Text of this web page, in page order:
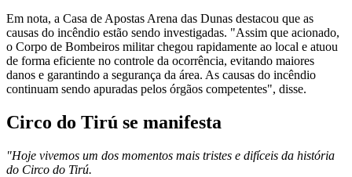
Em nota, a Casa de Apostas Arena das Dunas destacou que as
causas do incêndio estão sendo investigadas. "Assim que acionado,
o Corpo de Bombeiros militar chegou rapidamente ao local e atuou
de forma eficiente no controle da ocorrência, evitando maiores
danos e garantindo a segurança da área. As causas do incêndio
continuam sendo apuradas pelos órgãos competentes", disse.
Circo do Tirú se manifesta
"Hoje vivemos um dos momentos mais tristes e difíceis da história
do Circo do Tirú.